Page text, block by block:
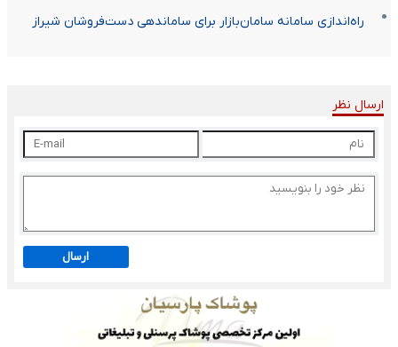
راه‌اندازی سامانه سامان‌بازار برای ساماندهی دست‌فروشان شیراز
ارسال نظر
ارسال